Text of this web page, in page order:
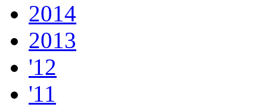
2014
2013
'12
'11